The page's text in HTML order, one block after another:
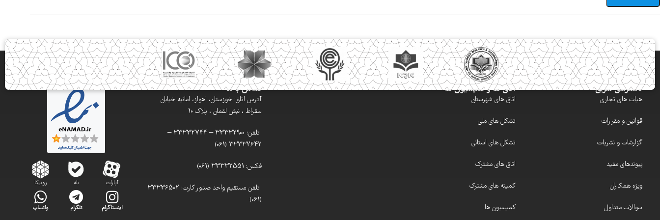
دسترسی سریع
هیات های تجاری
قوانین و مقررات
گزارشات و نشریات
پیوندهای مفید
ویژه همکاران
سوالات متداول
اتاق ها و کمیسیون ها
اتاق های شهرستان
تشکل های ملی
تشکل های استانی
اتاق های مشترک
کمیته های مشترک
کمیسیون ها
تماس با ما
آدرس اتاق: خوزستان، اهواز، امانیه خیابان
سقراط ، نبش لقمان ، پلاک 10
تلفن: 33332900 – 33332744 –
33332642 (061)
فکس: 33332551 (061)
تلفن مستقیم واحد صدور کارت: 33336502
(061)
آپارات بله روبیکا
اینستاگرام تلگرام واتساپ